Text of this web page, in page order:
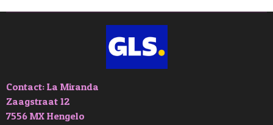
Contact: La Miranda
Zaagstraat 12
7556 MX Hengelo